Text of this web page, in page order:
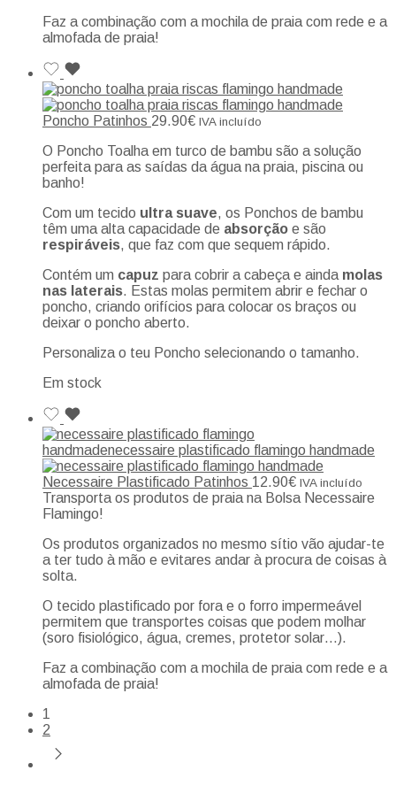
Faz a combinação com a mochila de praia com rede e a
almofada de praia!
Poncho Patinhos 29.90€ IVA incluído
O Poncho Toalha em turco de bambu são a solução
perfeita para as saídas da água na praia, piscina ou
banho!
Com um tecido ultra suave, os Ponchos de bambu
têm uma alta capacidade de absorção e são
respiráveis, que faz com que sequem rápido.
Contém um capuz para cobrir a cabeça e ainda molas
nas laterais. Estas molas permitem abrir e fechar o
poncho, criando orifícios para colocar os braços ou
deixar o poncho aberto.
Personaliza o teu Poncho selecionando o tamanho.
Em stock
Necessaire Plastificado Patinhos 12.90€ IVA incluído
Transporta os produtos de praia na Bolsa Necessaire
Flamingo!
Os produtos organizados no mesmo sítio vão ajudar-te
a ter tudo à mão e evitares andar à procura de coisas à
solta.
O tecido plastificado por fora e o forro impermeável
permitem que transportes coisas que podem molhar
(soro fisiológico, água, cremes, protetor solar…).
Faz a combinação com a mochila de praia com rede e a
almofada de praia!
1
2